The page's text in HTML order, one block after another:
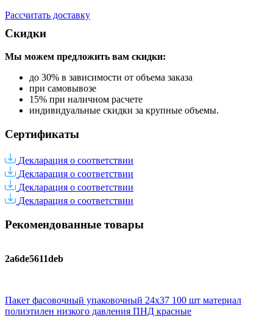
Рассчитать доставку
Скидки
Мы можем предложить вам скидки:
до 30% в зависимости от объема заказа
при самовывозе
15% при наличном расчете
индивидуальные скидки за крупные объемы.
Сертификаты
Декларация о соответствии
Декларация о соответствии
Декларация о соответствии
Декларация о соответствии
Рекомендованные товары
2a6de5611deb
Пакет фасовочный упаковочный 24х37 100 шт материал
полиэтилен низкого давления ПНД красные